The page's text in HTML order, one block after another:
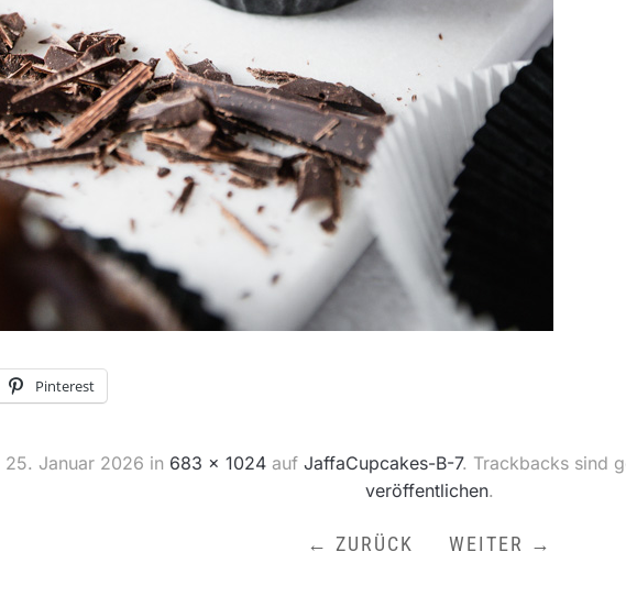
Pinterest
25. Januar 2026 in 683 × 1024auf JaffaCupcakes-B-7. Trackbacks sind
veröffentlichen.
← ZURÜCK WEITER →